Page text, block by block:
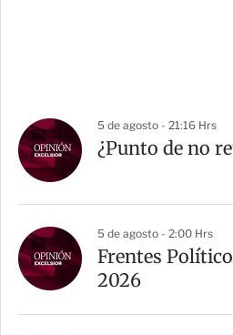
5 de agosto - 21:16 Hrs
¿Punto de no
5 de agosto - 2:00 Hrs
Frentes
2026